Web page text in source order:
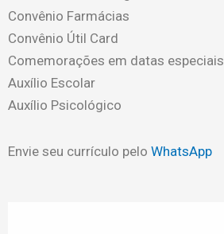
Convênio Farmácias
Convênio Útil Card
Comemorações em datas especiais
Auxílio Escolar
Auxílio Psicológico
Envie seu currículo pelo WhatsApp